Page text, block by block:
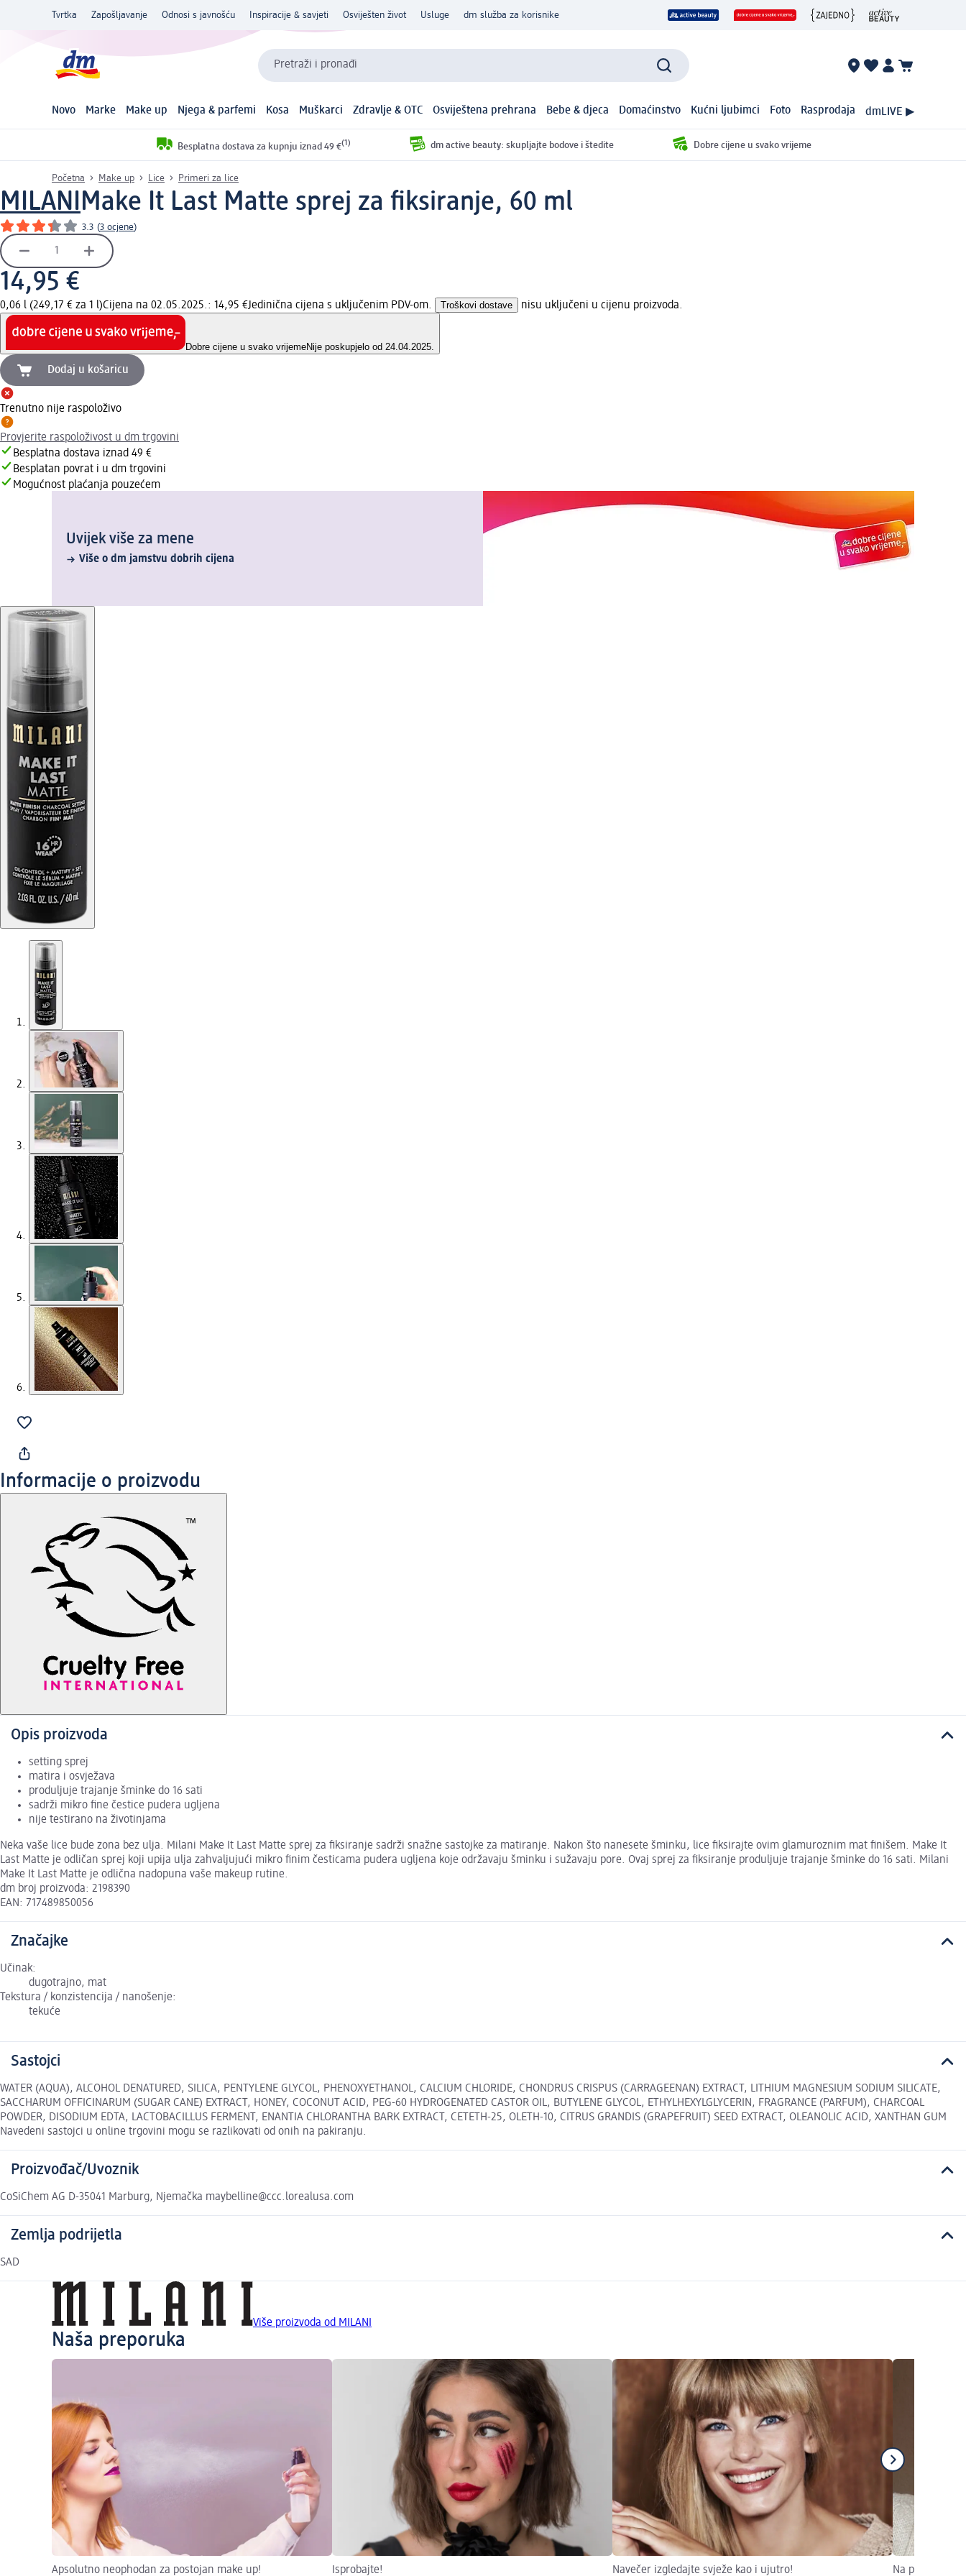
Tvrtka Zapošljavanje Odnosi s javnošću Inspiracije & savjeti Osviješten život Usluge dm služba za korisnike
Pretraži i pronađi
Novo Marke Make up Njega & parfemi Kosa Muškarci Zdravlje & OTC Osviještena prehrana Bebe & djeca Domaćinstvo Kućni ljubimci Foto Rasprodaja dmLIVE ▶
Besplatna dostava za kupnju iznad 49 €(1) dm active beauty: skupljajte bodove i štedite Dobre cijene u svako vrijeme
Početna Make up Lice Primeri za lice
MILANIMake It Last Matte sprej za fiksiranje, 60 ml
3.3 (3 ocjene)
14,95 €
0,06 l (249,17 € za 1 l)Cijena na 02.05.2025.: 14,95 €Jedinična cijena s uključenim PDV-om. Troškovi dostave nisu uključeni u cijenu proizvoda.
Dobre cijene u svako vrijemeNije poskupjelo od 24.04.2025.
Dodaj u košaricu
Trenutno nije raspoloživo
Provjerite raspoloživost u dm trgovini
Besplatna dostava iznad 49 €
Besplatan povrat i u dm trgovini
Mogućnost plaćanja pouzećem
Uvijek više za mene
Više o dm jamstvu dobrih cijena
Informacije o proizvodu
Opis proizvoda
setting sprej
matira i osvježava
produljuje trajanje šminke do 16 sati
sadrži mikro fine čestice pudera ugljena
nije testirano na životinjama
Neka vaše lice bude zona bez ulja. Milani Make It Last Matte sprej za fiksiranje sadrži snažne sastojke za matiranje. Nakon što nanesete šminku, lice fiksirajte ovim glamuroznim mat finišem. Make It
Last Matte je odličan sprej koji upija ulja zahvaljujući mikro finim česticama pudera ugljena koje održavaju šminku i sužavaju pore. Ovaj sprej za fiksiranje produljuje trajanje šminke do 16 sati. Milani
Make It Last Matte je odlična nadopuna vaše makeup rutine.
dm broj proizvoda: 2198390
EAN: 717489850056
Značajke
Učinak:
dugotrajno, mat
Tekstura / konzistencija / nanošenje:
tekuće
Sastojci
WATER (AQUA), ALCOHOL DENATURED, SILICA, PENTYLENE GLYCOL, PHENOXYETHANOL, CALCIUM CHLORIDE, CHONDRUS CRISPUS (CARRAGEENAN) EXTRACT, LITHIUM MAGNESIUM SODIUM SILICATE,
SACCHARUM OFFICINARUM (SUGAR CANE) EXTRACT, HONEY, COCONUT ACID, PEG-60 HYDROGENATED CASTOR OIL, BUTYLENE GLYCOL, ETHYLHEXYLGLYCERIN, FRAGRANCE (PARFUM), CHARCOAL
POWDER, DISODIUM EDTA, LACTOBACILLUS FERMENT, ENANTIA CHLORANTHA BARK EXTRACT, CETETH-25, OLETH-10, CITRUS GRANDIS (GRAPEFRUIT) SEED EXTRACT, OLEANOLIC ACID, XANTHAN GUM
Navedeni sastojci u online trgovini mogu se razlikovati od onih na pakiranju.
Proizvođač/Uvoznik
CoSiChem AG D-35041 Marburg, Njemačka maybelline@ccc.lorealusa.com
Zemlja podrijetla
SAD
Više proizvoda od MILANI
Naša preporuka
Apsolutno neophodan za postojan make up! Isprobajte! Navečer izgledajte svježe kao i ujutro! Na prirodno